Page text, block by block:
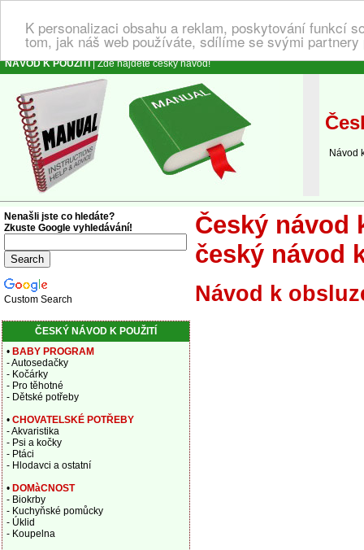
K personalizaci obsahu a reklam, poskytování funkcí
tom, jak náš web používáte, sdílíme se svými
NÁVOD K POUŽITÍ| Zde najdete český návod!
Návod
Český návod
český návod
Návod k
Nenašli jste co hledáte?
Zkuste Google vyhledávání!
Custom Search
ČESKÝ NÁVOD K POUŽITÍ
• BABY PROGRAM
- Autosedačky
- Kočárky
- Pro těhotné
- Dětské potřeby
• CHOVATELSKÉ POTŘEBY
- Akvaristika
- Psi a kočky
- Ptáci
- Hlodavci a ostatní
• DOMàCNOST
- Biokrby
- Kuchyňské pomůcky
- Úklid
- Koupelna